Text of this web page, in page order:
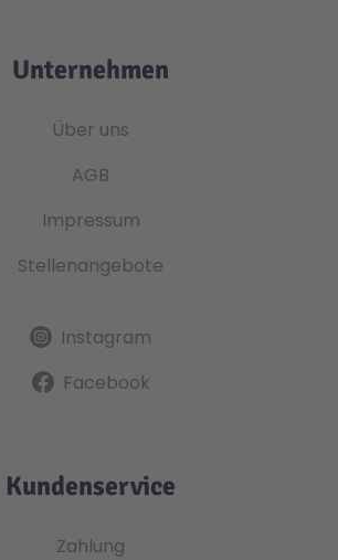
Unternehmen
Über uns
AGB
Impressum
Stellenangebote
Instagram
Facebook
Kundenservice
Zahlung